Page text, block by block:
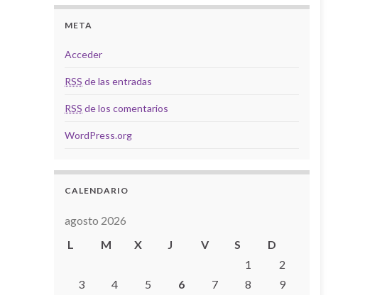
META
Acceder
RSS de las entradas
RSS de los comentarios
WordPress.org
CALENDARIO
agosto 2026
L
M X J V S
D
1
2
3
4 5 6 7 8 9